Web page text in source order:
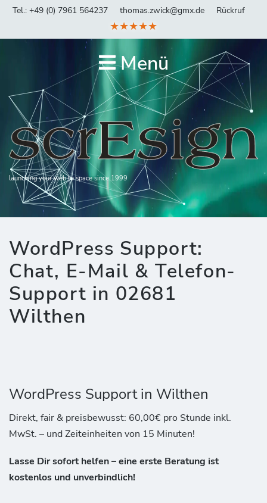
Tel.: +49 (0) 7961 564237 thomas.zwick@gmx.de Rückruf
★★★★★
Menü
launching your web to space since 1999
WordPress Support:
Chat, E-Mail & Telefon-
Support in 02681
Wilthen
WordPress Support in Wilthen
Direkt, fair & preisbewusst: 60,00€ pro Stunde inkl.
MwSt. – und Zeiteinheiten von 15 Minuten!
Lasse Dir sofort helfen – eine erste Beratung ist
kostenlos und unverbindlich!